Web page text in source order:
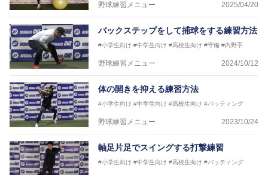
野球練習メニュー 2025/04/20
バックステップをして捕球をする練習方法
#小学生向け #中学生向け #高校生向け #守備 #内野手
野球練習メニュー 2024/10/12
体の開きを抑える練習方法
#小学生向け #中学生向け #高校生向け #バッティング
野球練習メニュー 2023/10/24
軸足片足でスイングする打撃練習
#小学生向け #中学生向け #高校生向け #バッティング